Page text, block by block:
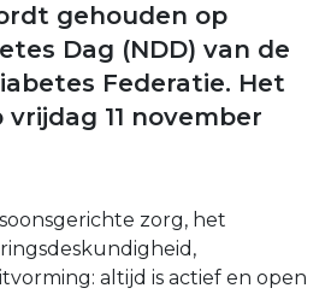
gehouden op
Dag (NDD) van de
Federatie. Het
11 november
zorg, het
altijd is actief en open